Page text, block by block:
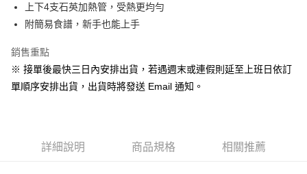
用戶於交易時，得透過本服務購買商品或服務，並由商店將買賣／分期付款
買賣價金債權讓與本公司後，依約使用本公司帳單繳交帳款。
2.基於同意付款使用「大哥付你分期」之契約關係目的，商店將以您的個人
由本公司與您本人進行分期帳單所需資料之確認、核對及更正。
3.完整用戶服務條款，請詳閱以下連結：https://oppay.tw/userRule
上下4支石英加熱管，受熱更均勻
附簡易食譜，新手也能上手
銷售重點
※ 接單後最快三日內安排出貨，若遇週末或連假則延至上班日依訂
單順序安排出貨，出貨時將發送 Email 通知。
詳細說明 商品規格 相關推薦